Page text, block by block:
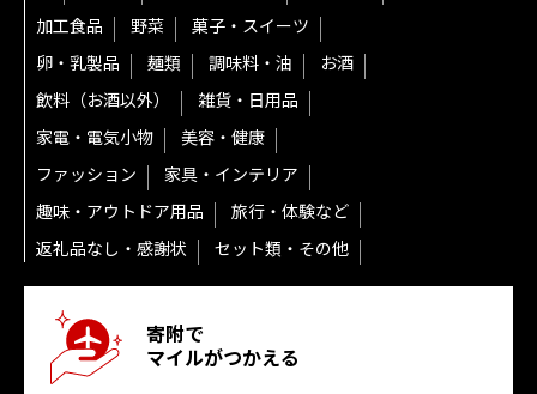
加工食品
野菜
菓子・スイーツ
卵・乳製品
麺類 調味料・油
お酒
飲料（お酒以外）
雑貨・日用品
家電・電気小物
美容・健康
ファッション
家具・インテリア
趣味・アウトドア用品
旅行・体験など
返礼品なし・感謝状
セット類・その他
寄附で
マイルがつかえる